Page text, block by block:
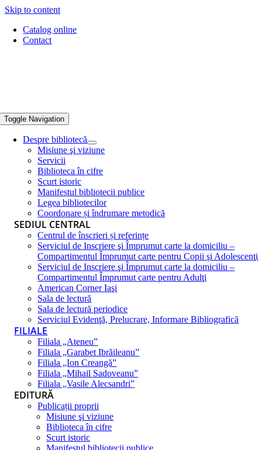
Skip to content
Catalog online
Contact
Toggle Navigation
Despre bibliotecă
Misiune şi viziune
Servicii
Biblioteca în cifre
Scurt istoric
Manifestul bibliotecii publice
Legea bibliotecilor
Coordonare și îndrumare metodică
SEDIUL CENTRAL
Centrul de înscrieri și referințe
Serviciul de Inscriere şi Împrumut carte la domiciliu –
Compartimentul Împrumut carte pentru Copii şi Adolescenţi
Serviciul de Inscriere şi Împrumut carte la domiciliu –
Compartimentul Împrumut carte pentru Adulţi
American Corner Iaşi
Sala de lectură
Sala de lectură periodice
Serviciul Evidenţă, Prelucrare, Informare Bibliografică
FILIALE
Filiala „Ateneu”
Filiala „Garabet Ibrăileanu”
Filiala „Ion Creangă”
Filiala „Mihail Sadoveanu”
Filiala „Vasile Alecsandri”
EDITURĂ
Publicații proprii
Misiune şi viziune
Biblioteca în cifre
Scurt istoric
Manifestul bibliotecii publice